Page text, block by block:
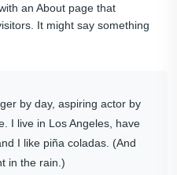
an About page that
It might say something
by day, aspiring actor by
I live in Los Angeles, have
I like piña coladas. (And
in the rain.)